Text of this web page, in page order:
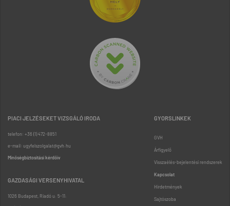
PIACI JELZÉSEKET VIZSGÁLÓ IRODA
telefon: +36 (1) 472-8851
e-mail: ugyfelszolgalat@gvh.hu
Minőségbiztosítási kérdőív
GAZDASÁGI VERSENYHIVATAL
1026 Budapest, Riadó u. 5-11.
GYORSLINKEK
GVH
Árfigyelő
Visszaélés-bejelentési rendszerek
Kapcsolat
Hirdetmények
Sajtószoba